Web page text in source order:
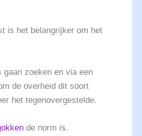
is het belangrijker om het
zoeken en via een
de overheid dit soort
het tegenovergestelde.
de norm is.